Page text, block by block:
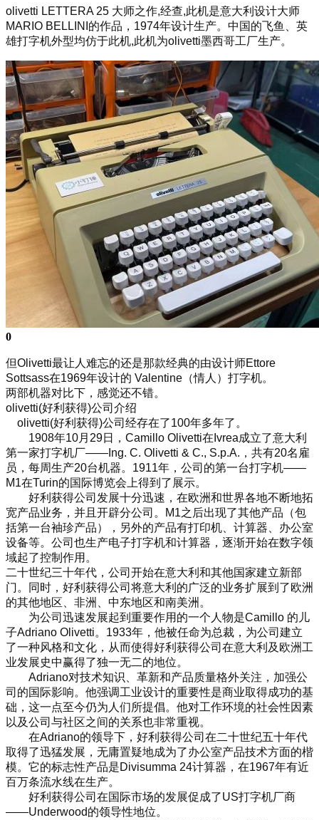
olivetti LETTERA 25 大师之作,经查,此机是意大利设计大师
MARIO BELLINI的作品，1974年设计生产。中国的飞鱼、英
雄打字机外型均仿于此机,此机为olivetti墨西哥工厂生产。
0
但Olivetti最让人难忘的还是那款经典的由设计师Ettore
Sottsass在1969年设计的 Valentine（情人）打字机。
两部机器对比下，感觉还不错。
olivetti(好利获得)公司介绍
olivetti(好利获得)公司经存在了100年多年了。
1908年10月29日，Camillo Olivetti在Ivrea成立了意大利
第一家打字机厂——Ing. C. Olivetti & C., S.p.A.，共有20名雇
员，每周生产20台机器。1911年，公司的第一台打字机——
M1在Turin的国际博览会上得到了展示。
好利获得公司发展十分迅速，在欧洲和世界各地不断地拓
宽产品业务，并且开辟分公司。M1之后出现了其他产品（包
括第一台袖珍产品），另外的产品有打印机、计算器、办公室
设备等。公司也生产电子打字机和计算器，逐渐开始在数字领
域起了控制作用。
二十世纪三十年代，公司开始在意大利和其他国家建立新部
门。同时，好利获得公司将意大利的广泛的业务扩展到了欧洲
的其他地区、非洲、中东地区和南美洲。
为公司迅速发展起到重要作用的一个人物是Camillo 的儿
子Adriano Olivetti。1933年，他被任命为总裁，为公司建立
了一种风格和文化，从而使得好利获得公司在意大利及欧洲工
业发展史中赢得了独一无二的地位。
Adriano对技术知识、革新和产品质量格外关注，加强公
司的国际影响。他强调工业设计的重要性是商业取得成功的基
础，这一点至今仍为人们所提倡。他对工作环境的社会性因素
以及公司与社区之间的关系也非常重视。
在Adriano的领导下，好利获得公司在二十世纪五十年代
取得了迅猛发展，无庸置疑地成为了办公室产品技术方面的楷
模。它的标志性产品是Divisumma 24计算器，在1967年有近
百万条流水线在生产。
好利获得公司在国际市场的发展促成了US打字机厂商
——Underwood的领导性地位。